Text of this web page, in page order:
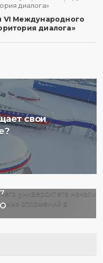
VI Международного
диалога»
свои